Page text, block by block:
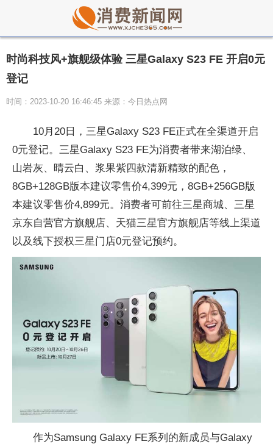
时尚科技风+旗舰级体验 三星Galaxy S23 FE 开启0元
登记
时间：2023-10-20 16:46:45 来源：今日热点网
10月20日，三星Galaxy S23 FE正式在全渠道开启
0元登记。三星Galaxy S23 FE为消费者带来湖泊绿、
山岩灰、晴云白、浆果紫四款清新精致的配色，
8GB+128GB版本建议零售价4,399元，8GB+256GB版
本建议零售价4,899元。消费者可前往三星商城、三星
京东自营官方旗舰店、天猫三星官方旗舰店等线上渠道
以及线下授权三星门店0元登记预约。
作为Samsung Galaxy FE系列的新成员与Galaxy